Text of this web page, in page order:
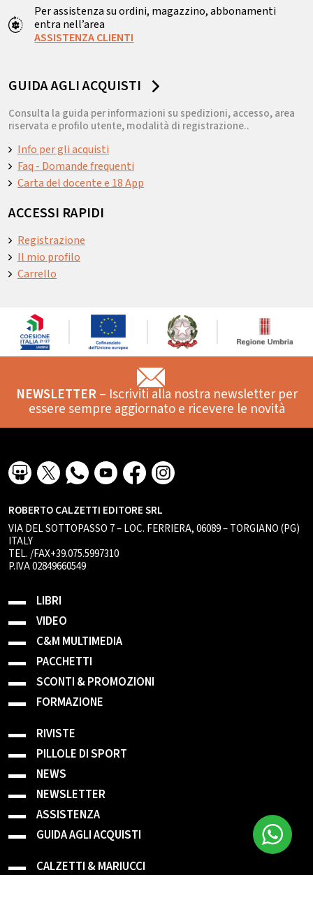
Per assistenza su ordini, magazzino, abbonamenti
entra nell’area
ASSISTENZA CLIENTI
GUIDA AGLI ACQUISTI
Consulta la guida per informazioni su spedizioni, accesso, area
riservata e profilo utente, modalità di registrazione..
Info per gli acquisti
Faq - Domande frequenti
Carta del docente e 18 App
ACCESSI RAPIDI
Registrazione
Il mio profilo
Carrello
NEWSLETTER– Iscriviti alla nostra newsletter per
essere sempre aggiornato e ricevere le novità
ROBERTO CALZETTI EDITORE SRL
VIA DEL SOTTOPASSO 7 – LOC. FERRIERA, 06089 – TORGIANO (PG)
ITALY
TEL. /FAX+39.075.5997310
P.IVA 02849660549
LIBRI
VIDEO
C&M MULTIMEDIA
PACCHETTI
SCONTI & PROMOZIONI
FORMAZIONE
RIVISTE
PILLOLE DI SPORT
NEWS
NEWSLETTER
ASSISTENZA
GUIDA AGLI ACQUISTI
CALZETTI & MARIUCCI